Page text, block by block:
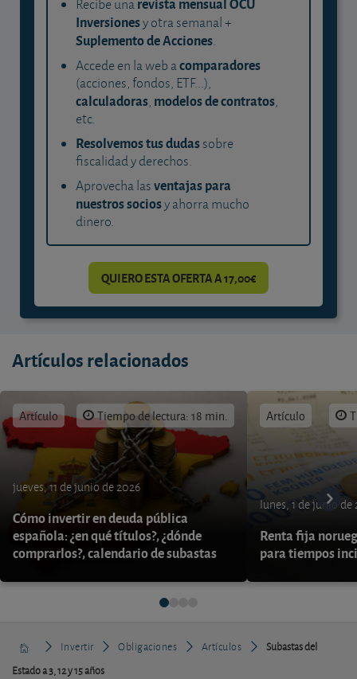
Recibe una
Inversionesy otra semanal +
Suplemento de Acciones.
Accede en la web acomparadores
(acciones, fondos, ETF...),
calculadoras, modelos de contratos,
etc.
Resolvemos tus dudassobre
fiscalidad y derechos.
Aprovecha lasventajas para
nuestros sociosy ahorra mucho
dinero.
QUIERO ESTA OFERTA A 17,00€
Artículos relacionados
Artículo Tiempo de lectura: 18 min.
jueves, 11 de junio de 2026
Cómo invertir en deuda pública
española: ¿en qué títulos?, ¿dónde
comprarlos?, calendario de subastas
Artículo
lunes, 1 de junio de
Renta fija
para tiempos
Invertir Obligaciones Artículos
Subastas del
Estado a 3, 12 y 15 años